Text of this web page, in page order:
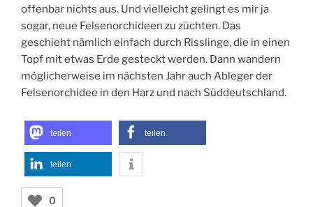
offenbar nichts aus. Und vielleicht gelingt es mir ja
sogar, neue Felsenorchideen zu züchten. Das
geschieht nämlich einfach durch Risslinge, die in einen
Topf mit etwas Erde gesteckt werden. Dann wandern
möglicherweise im nächsten Jahr auch Ableger der
Felsenorchidee in den Harz und nach Süddeutschland.
teilen teilen
teilen
0